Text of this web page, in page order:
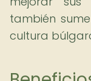
también
cultura